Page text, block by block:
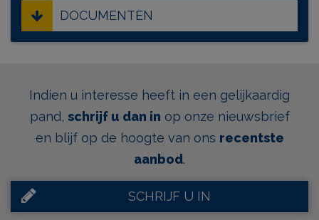
DOCUMENTEN
Indien u interesse heeft in een gelijkaardig
pand, schrijf u dan in op onze nieuwsbrief
en blijf op de hoogte van ons recentste
aanbod.
SCHRIJF U IN